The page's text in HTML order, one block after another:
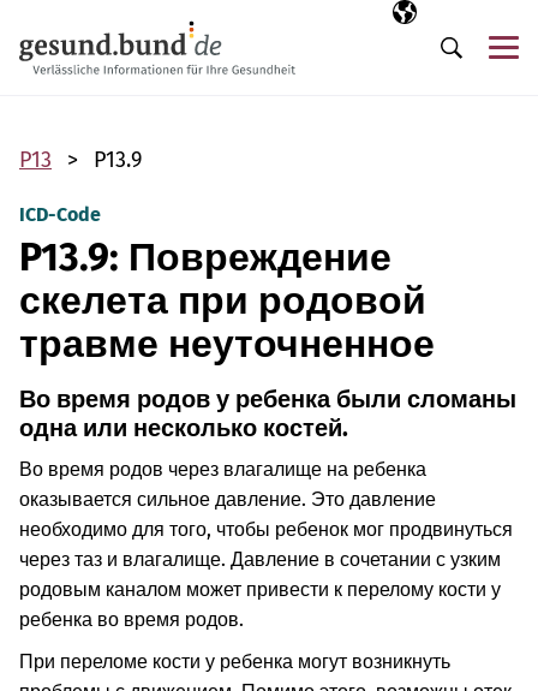
Выбранный
RU
Поиск
P13 P13.9
ICD-Code
P13.9: Повреждение
скелета при родовой
травме неуточненное
Во время родов у ребенка были сломаны
одна или несколько костей.
Во время родов через влагалище на ребенка
оказывается сильное давление. Это давление
необходимо для того, чтобы ребенок мог продвинуться
через таз и влагалище. Давление в сочетании с узким
родовым каналом может привести к перелому кости у
ребенка во время родов.
При переломе кости у ребенка могут возникнуть